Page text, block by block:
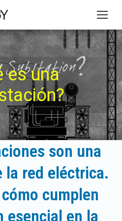
es una
son una
la red eléctrica.
cumplen
esencial en la